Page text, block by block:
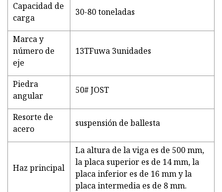
Capacidad de
carga
30-80 toneladas
Marca y
número de
eje
13TFuwa 3unidades
Piedra
angular
50# JOST
Resorte de
acero
suspensión de ballesta
Haz principal
La altura de la viga es de 500 mm,
la placa superior es de 14 mm, la
placa inferior es de 16 mm y la
placa intermedia es de 8 mm.